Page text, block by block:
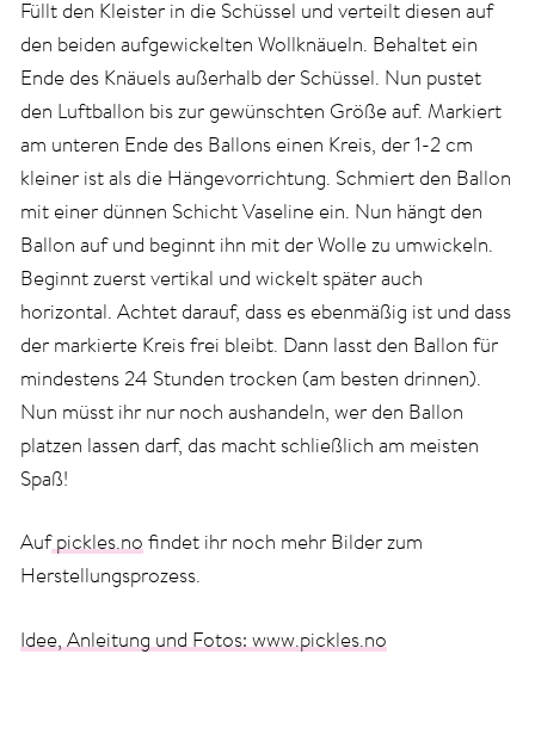
Füllt den Kleister in die Schüssel und verteilt diesen auf
den beiden aufgewickelten Wollknäueln. Behaltet ein
Ende des Knäuels außerhalb der Schüssel. Nun pustet
den Luftballon bis zur gewünschten Größe auf. Markiert
am unteren Ende des Ballons einen Kreis, der 1-2 cm
kleiner ist als die Hängevorrichtung. Schmiert den Ballon
mit einer dünnen Schicht Vaseline ein. Nun hängt den
Ballon auf und beginnt ihn mit der Wolle zu umwickeln.
Beginnt zuerst vertikal und wickelt später auch
horizontal. Achtet darauf, dass es ebenmäßig ist und dass
der markierte Kreis frei bleibt. Dann lasst den Ballon für
mindestens 24 Stunden trocken (am besten drinnen).
Nun müsst ihr nur noch aushandeln, wer den Ballon
platzen lassen darf, das macht schließlich am meisten
Spaß!
Aufpickles.no findet ihr noch mehr Bilder zum
Herstellungsprozess.
Idee, Anleitung und Fotos: www.pickles.no